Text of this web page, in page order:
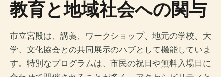
教育と地域社会への関与
市立宮殿は、講義、ワークショップ、地元の学校、大
学、文化協会との共同展示のハブとして機能していま
す。特別なプログラムは、市民の祝日や無料入場日に